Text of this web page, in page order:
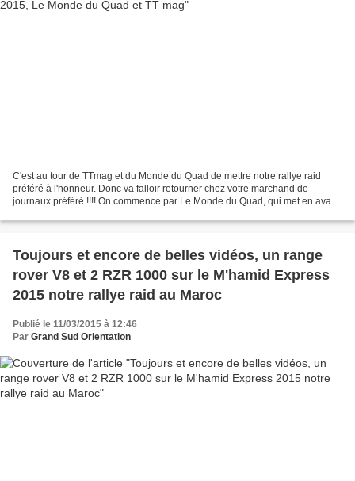
C'est au tour de TTmag et du Monde du Quad de mettre notre rallye raid
préféré à l'honneur. Donc va falloir retourner chez votre marchand de
journaux préféré !!!! On commence par Le Monde du Quad, qui met en avant
Toujours et encore de belles vidéos, un range
rover V8 et 2 RZR 1000 sur le M'hamid Express
2015 notre rallye raid au Maroc
Publié le 11/03/2015 à 12:46
Par Grand Sud Orientation